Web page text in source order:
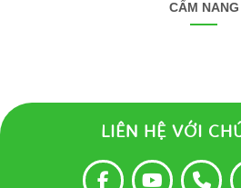
CẨM NANG
LIÊN HỆ VỚI